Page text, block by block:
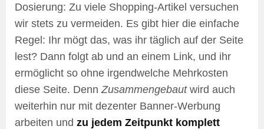
Dosierung: Zu viele Shopping-Artikel versuchen
wir stets zu vermeiden. Es gibt hier die einfache
Regel: Ihr mögt das, was ihr täglich auf der Seite
lest? Dann folgt ab und an einem Link, und ihr
ermöglicht so ohne irgendwelche Mehrkosten
diese Seite. Denn Zusammengebautwird auch
weiterhin nur mit dezenter Banner-Werbung
arbeiten und zu jedem Zeitpunkt komplett